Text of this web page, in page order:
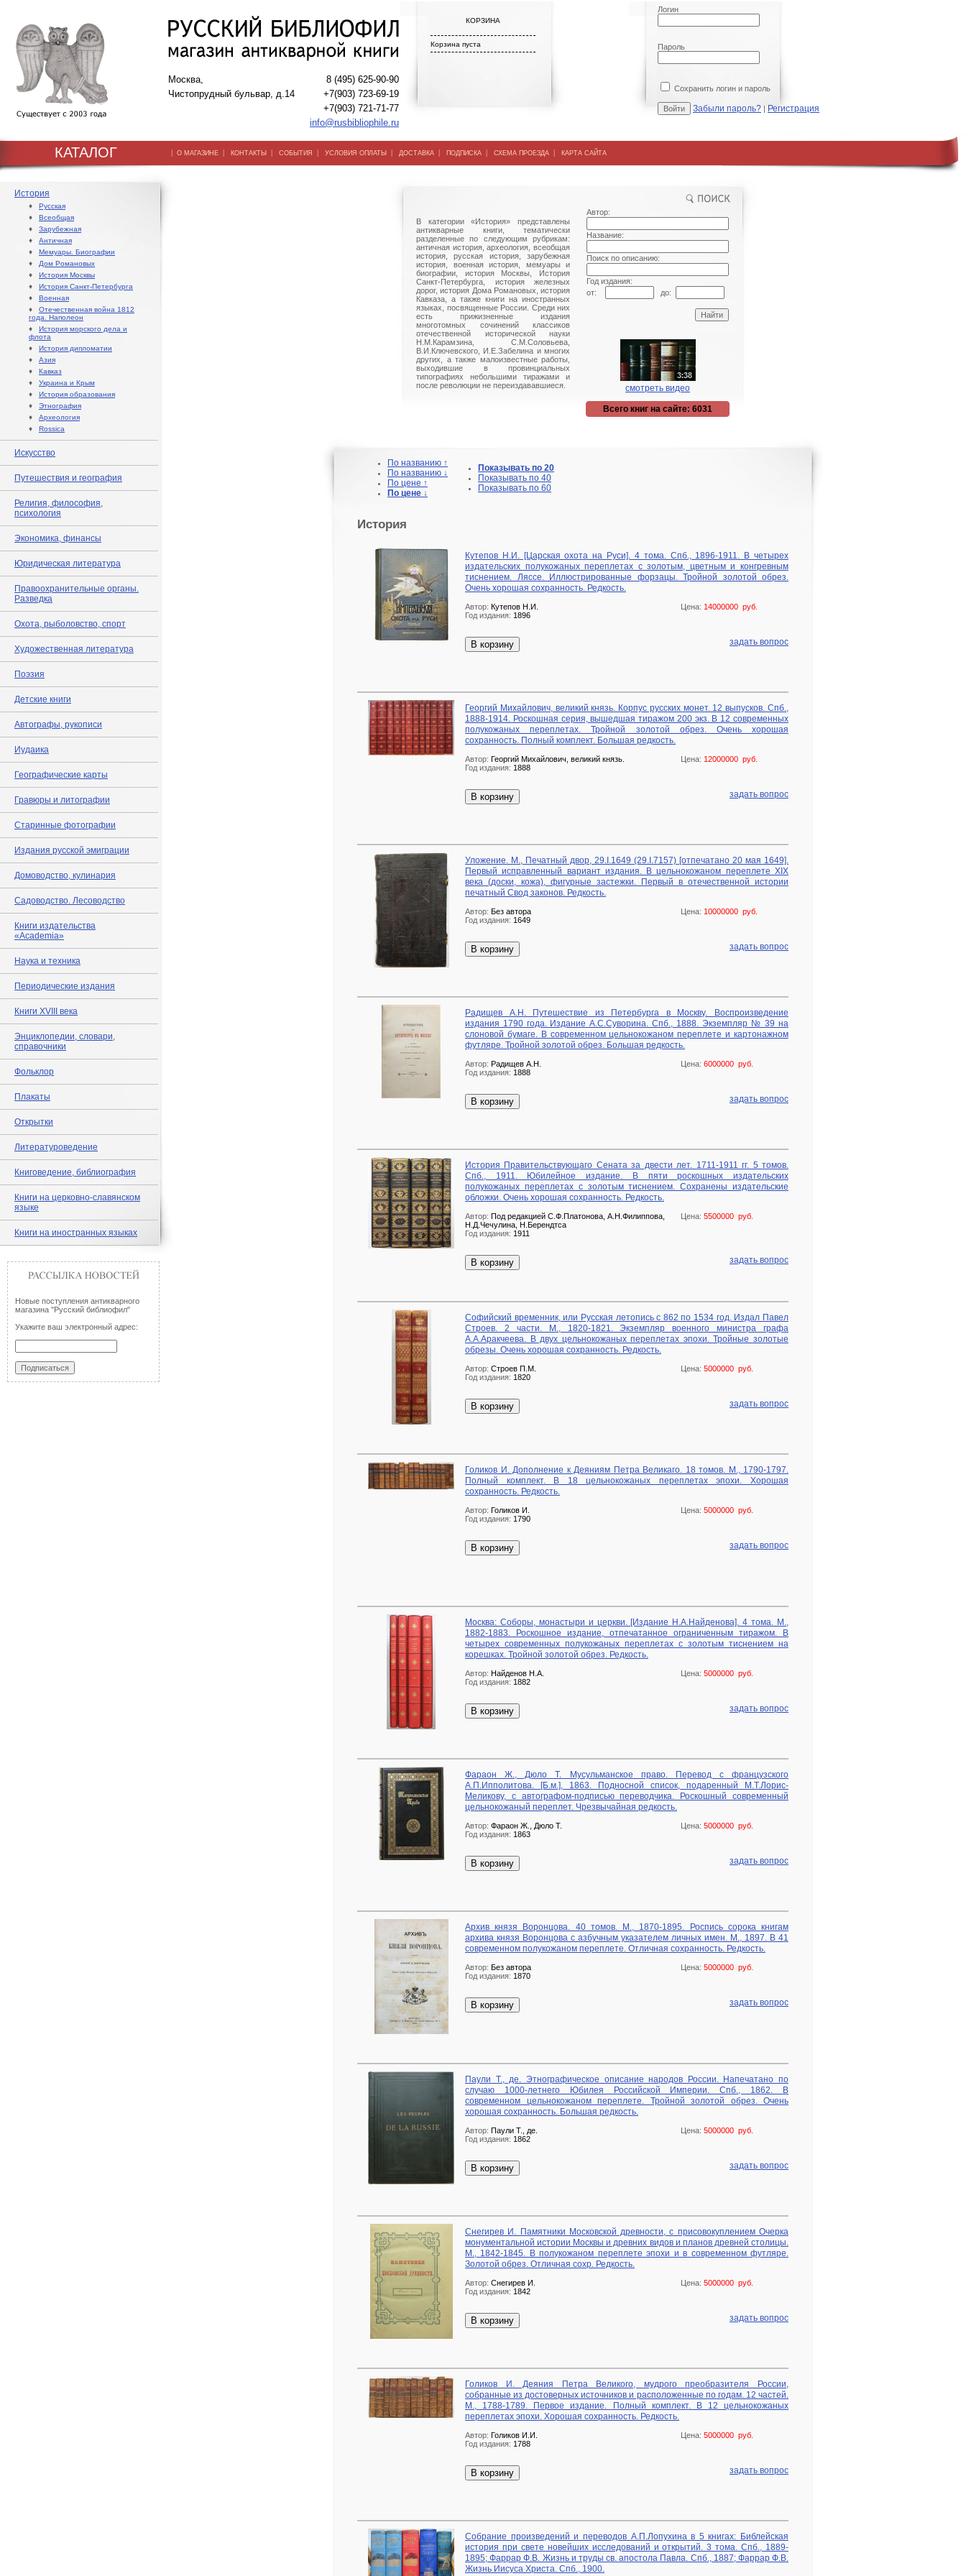
Москва,
Чистопрудный бульвар, д.14
8 (495) 625-90-90
+7(903) 723-69-19
+7(903) 721-71-77
info@rusbibliophile.ru
КОРЗИНА
Корзина пуста
Логин
Пароль
Сохранить логин и пароль
Забыли пароль? | Регистрация
КАТАЛОГ | О МАГАЗИНЕ | КОНТАКТЫ | СОБЫТИЯ | УСЛОВИЯ ОПЛАТЫ | ДОСТАВКА | ПОДПИСКА | СХЕМА ПРОЕЗДА | КАРТА САЙТА
История
♦ Русская
♦ Всеобщая
♦ Зарубежная
♦ Античная
♦ Мемуары. Биографии
♦ Дом Романовых
♦ История Москвы
♦ История Санкт-Петербурга
♦ Военная
♦ Отечественная война 1812
года. Наполеон
♦ История морского дела и
флота
♦ История дипломатии
♦ Азия
♦ Кавказ
♦ Украина и Крым
♦ История образования
♦ Этнография
♦ Археология
♦ Rossica
Искусство
Путешествия и география
Религия, философия,
психология
Экономика, финансы
Юридическая литература
Правоохранительные органы.
Разведка
Охота, рыболовство, спорт
Художественная литература
Поэзия
Детские книги
Автографы, рукописи
Иудаика
Географические карты
Гравюры и литографии
Старинные фотографии
Издания русской эмиграции
Домоводство, кулинария
Садоводство. Лесоводство
Книги издательства
«Academia»
Наука и техника
Периодические издания
Книги XVIII века
Энциклопедии, словари,
справочники
Фольклор
Плакаты
Открытки
Литературоведение
Книговедение, библиография
Книги на церковно-славянском
языке
Книги на иностранных языках
Новые поступления антикварного
магазина "Русский библиофил"
Укажите ваш электронный адрес:
В категории «История» представлены
антикварные книги, тематически
разделенные по следующим рубрикам:
античная история, археология, всеобщая
история, русская история, зарубежная
история, военная история, мемуары и
биографии, история Москвы, История
Санкт-Петербурга, история железных
дорог, история Дома Романовых, история
Кавказа, а также книги на иностранных
языках, посвященные России. Среди них
есть прижизненные издания
многотомных сочинений классиков
отечественной исторической науки
Н.М.Карамзина, С.М.Соловьева,
В.И.Ключевского, И.Е.Забелина и многих
других, а также малоизвестные работы,
выходившие в провинциальных
типографиях небольшими тиражами и
после революции не переиздававшиеся.
Автор:
Название:
Поиск по описанию:
Год издания:
от:
до:
смотреть видео
Всего книг на сайте: 6031
По названию ↑
По названию ↓
По цене ↑
По цене ↓
Показывать по 20
Показывать по 40
Показывать по 60
История
Кутепов Н.И. [Царская охота на Руси]. 4 тома. Спб., 1896-1911. В четырех
издательских полукожаных переплетах с золотым, цветным и конгревным
тиснением. Ляссе. Иллюстрированные форзацы. Тройной золотой обрез.
Очень хорошая сохранность. Редкость.
Цена: 14000000 руб.
Автор: Кутепов Н.И.
Год издания: 1896
В корзину задать вопрос
Георгий Михайлович, великий князь. Корпус русских монет. 12 выпусков. Спб.,
1888-1914. Роскошная серия, вышедшая тиражом 200 экз. В 12 современных
полукожаных переплетах. Тройной золотой обрез. Очень хорошая
сохранность. Полный комплект. Большая редкость.
Цена: 12000000 руб.
Автор: Георгий Михайлович, великий князь.
Год издания: 1888
В корзину задать вопрос
Уложение. М., Печатный двор, 29.I.1649 (29.I.7157) [отпечатано 20 мая 1649].
Первый исправленный вариант издания. В цельнокожаном переплете XIX
века (доски, кожа), фигурные застежки. Первый в отечественной истории
печатный Свод законов. Редкость.
Цена: 10000000 руб.
Автор: Без автора
Год издания: 1649
В корзину задать вопрос
Радищев А.Н. Путешествие из Петербурга в Москву. Воспроизведение
издания 1790 года. Издание А.С.Суворина. Спб., 1888. Экземпляр № 39 на
слоновой бумаге. В современном цельнокожаном переплете и картонажном
футляре. Тройной золотой обрез. Большая редкость.
Цена: 6000000 руб.
Автор: Радищев А.Н.
Год издания: 1888
В корзину задать вопрос
История Правительствующаго Сената за двести лет. 1711-1911 гг. 5 томов.
Спб., 1911. Юбилейное издание. В пяти роскошных издательских
полукожаных переплетах с золотым тиснением. Сохранены издательские
обложки. Очень хорошая сохранность. Редкость.
Цена: 5500000 руб.
Автор: Под редакцией С.Ф.Платонова, А.Н.Филиппова,
Н.Д.Чечулина, Н.Берендтса
Год издания: 1911
В корзину задать вопрос
Софийский временник, или Русская летопись с 862 по 1534 год. Издал Павел
Строев. 2 части. М., 1820-1821. Экземпляр военного министра графа
А.А.Аракчеева. В двух цельнокожаных переплетах эпохи. Тройные золотые
обрезы. Очень хорошая сохранность. Редкость.
Цена: 5000000 руб.
Автор: Строев П.М.
Год издания: 1820
В корзину задать вопрос
Голиков И. Дополнение к Деяниям Петра Великаго. 18 томов. М., 1790-1797.
Полный комплект. В 18 цельнокожаных переплетах эпохи. Хорошая
сохранность. Редкость.
Цена: 5000000 руб.
Автор: Голиков И.
Год издания: 1790
В корзину задать вопрос
Москва: Соборы, монастыри и церкви. [Издание Н.А.Найденова]. 4 тома. М.,
1882-1883. Роскошное издание, отпечатанное ограниченным тиражом. В
четырех современных полукожаных переплетах с золотым тиснением на
корешках. Тройной золотой обрез. Редкость.
Цена: 5000000 руб.
Автор: Найденов Н.А.
Год издания: 1882
В корзину задать вопрос
Фараон Ж., Дюло Т. Мусульманское право. Перевод с французского
А.П.Ипполитова. [Б.м.], 1863. Подносной список, подаренный М.Т.Лорис-
Меликову, с автографом-подписью переводчика. Роскошный современный
цельнокожаный переплет. Чрезвычайная редкость.
Цена: 5000000 руб.
Автор: Фараон Ж., Дюло Т.
Год издания: 1863
В корзину задать вопрос
Архив князя Воронцова. 40 томов. М., 1870-1895. Роспись сорока книгам
архива князя Воронцова с азбучным указателем личных имен. М., 1897. В 41
современном полукожаном переплете. Отличная сохранность. Редкость.
Цена: 5000000 руб.
Автор: Без автора
Год издания: 1870
В корзину задать вопрос
Паули Т., де. Этнографическое описание народов России. Напечатано по
случаю 1000-летнего Юбилея Российской Империи. Спб., 1862. В
современном цельнокожаном переплете. Тройной золотой обрез. Очень
хорошая сохранность. Большая редкость.
Цена: 5000000 руб.
Автор: Паули Т., де.
Год издания: 1862
В корзину задать вопрос
Снегирев И. Памятники Московской древности, с присовокуплением Очерка
монументальной истории Москвы и древних видов и планов древней столицы.
М., 1842-1845. В полукожаном переплете эпохи и в современном футляре.
Золотой обрез. Отличная сохр. Редкость.
Цена: 5000000 руб.
Автор: Снегирев И.
Год издания: 1842
В корзину задать вопрос
Голиков И. Деяния Петра Великого, мудрого преобразителя России,
собранные из достоверных источников и расположенные по годам. 12 частей.
М., 1788-1789. Первое издание. Полный комплект. В 12 цельнокожаных
переплетах эпохи. Хорошая сохранность. Редкость.
Цена: 5000000 руб.
Автор: Голиков И.И.
Год издания: 1788
В корзину задать вопрос
Собрание произведений и переводов А.П.Лопухина в 5 книгах: Библейская
история при свете новейших исследований и открытий. 3 тома. Спб., 1889-
1895; Фаррар Ф.В. Жизнь и труды св. апостола Павла. Спб., 1887; Фаррар Ф.В.
Жизнь Иисуса Христа. Спб., 1900.